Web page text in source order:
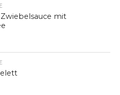
mit